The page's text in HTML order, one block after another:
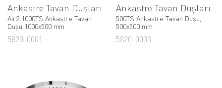
Ankastre Tavan Duşları
Air2 1000TS Ankastre Tavan
Duşu 1000x500 mm
5820-0001
Ankastre Tavan Duşları
500TS Ankastre Tavan Duşu,
500x500 mm
5820-0003